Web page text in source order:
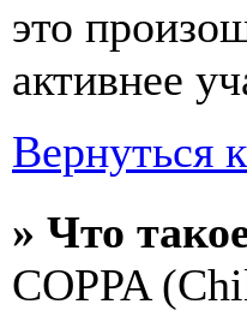
это
активнее
Вернуться
» Что
COPPA